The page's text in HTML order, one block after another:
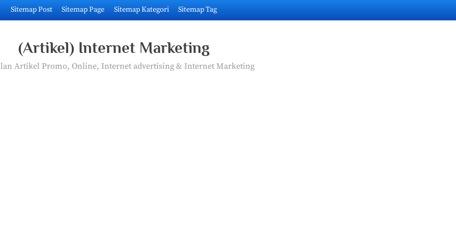
Sitemap Post Sitemap Page Sitemap Kategori Sitemap Tag
(Artikel) Internet Marketing
Artikel Promo, Online, Internet advertising & Internet Marketing